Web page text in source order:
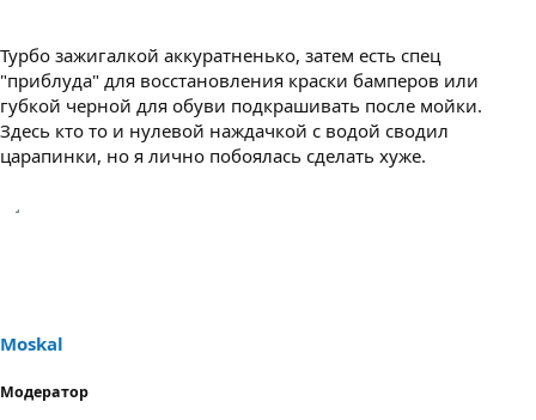
Турбо зажигалкой аккуратненько, затем есть спец
"приблуда" для восстановления краски бамперов или
губкой черной для обуви подкрашивать после мойки.
Здесь кто то и нулевой наждачкой с водой сводил
царапинки, но я лично побоялась сделать хуже.
Moskal
Модератор